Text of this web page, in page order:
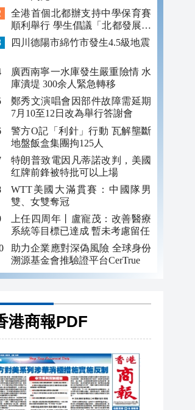
全港首個北都辦支持中學保育賽
順利舉行 學生倡議「北都發展與
保育並存」
四川德陽市綿竹市發生4.5級地震
廣西南寧一水庫發生嚴重險情 水
庫潰堤 300余人緊急轉移
鄭秀文演唱會因部件故障需延期
7月10至12日改為舉行答謝會
警方O記「利針」行動 瓦解壟斷
地盤飯盒集團拘125人
特朗普致電因凡蒂諾改判，美國
红牌前鋒被特批可以上場
WTT美國大滿貫賽：中國隊男
雙、女雙奪冠
上任四周年丨盧寵茂：改善醫療
系統等目標已達成 暫未考慮留任
助力企業應對深偽風險 全球身份
溯源基金會推驗證平台CerTrue
港商報PDF